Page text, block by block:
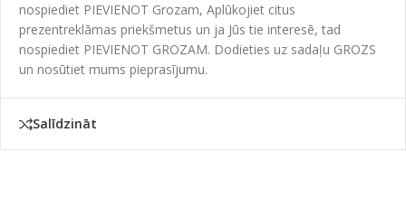
nospiediet PIEVIENOT Grozam, Aplūkojiet citus
prezentreklāmas priekšmetus un ja Jūs tie interesē, tad
nospiediet PIEVIENOT GROZAM. Dodieties uz sadaļu GROZS
un nosūtiet mums pieprasījumu.
Salīdzināt